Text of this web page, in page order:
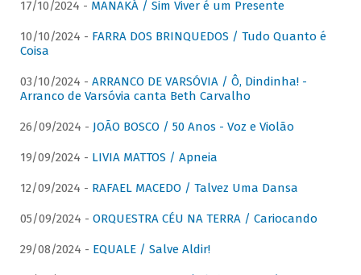
17/10/2024 - MANAKÁ / Sim Viver é um Presente
10/10/2024 - FARRA DOS BRINQUEDOS / Tudo Quanto é
Coisa
03/10/2024 - ARRANCO DE VARSÓVIA / Ô, Dindinha! -
Arranco de Varsóvia canta Beth Carvalho
26/09/2024 - JOÃO BOSCO / 50 Anos - Voz e Violão
19/09/2024 - LIVIA MATTOS / Apneia
12/09/2024 - RAFAEL MACEDO / Talvez Uma Dansa
05/09/2024 - ORQUESTRA CÉU NA TERRA / Cariocando
29/08/2024 - EQUALE / Salve Aldir!